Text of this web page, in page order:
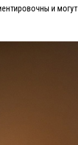
и могут